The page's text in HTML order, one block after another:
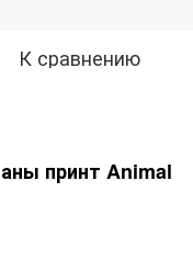
К сравнению
принт Animal